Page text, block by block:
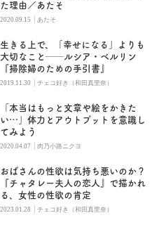
た理由／あたそ
2020.09.15 |あたそ
生きる上で、「幸せになる」よりも
大切なこと──ルシア・ベルリン
『掃除婦のための手引書』
2019.11.30 |チェコ好き（和田真里奈）
「本当はもっと文章や絵をかきた
い…」体力とアウトプットを意識し
てみよう
2020.04.07 |肉乃小路ニクヨ
おばさんの性欲は気持ち悪いのか？
『チャタレー夫人の恋人』で描かれ
る、女性の性欲の肯定
2023.01.28 |チェコ好き（和田真里奈）